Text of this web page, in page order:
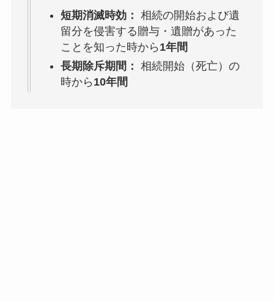
短期消滅時効： 相続の開始および遺
留分を侵害する贈与・遺贈があった
ことを知った時から 1年間
長期除斥期間： 相続開始（死亡）の
時から 10年間